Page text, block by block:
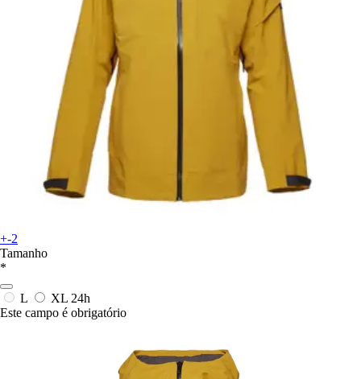
+-2
Tamanho
*
L XL 24h
Este campo é obrigatório